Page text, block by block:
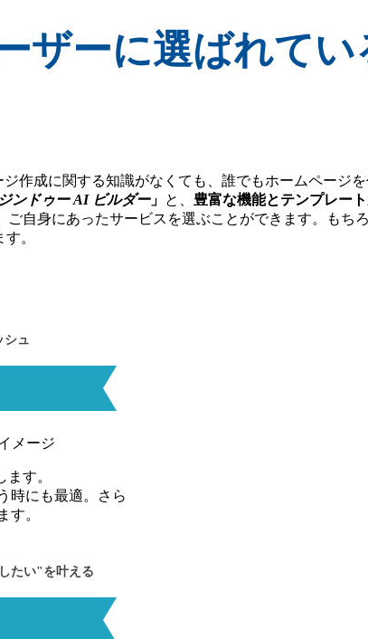
ザーに選ばれてい
ジ作成に関する知識がなくても、誰でもホームページ
ジンドゥー AI ビルダー」 と、 豊富な機能とテンプレー
ご自身にあったサービスを選ぶことができます。もち
。
シュ
す。
時にも最適。さら
す。
たい"を叶える